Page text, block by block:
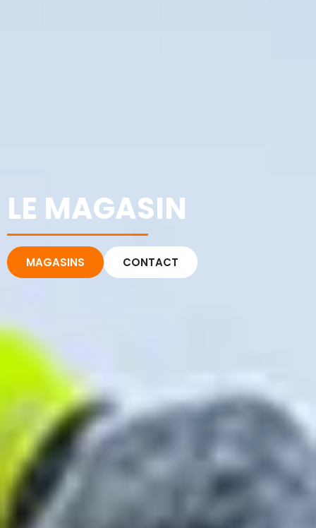
LE MAGASIN
MAGASINS CONTACT